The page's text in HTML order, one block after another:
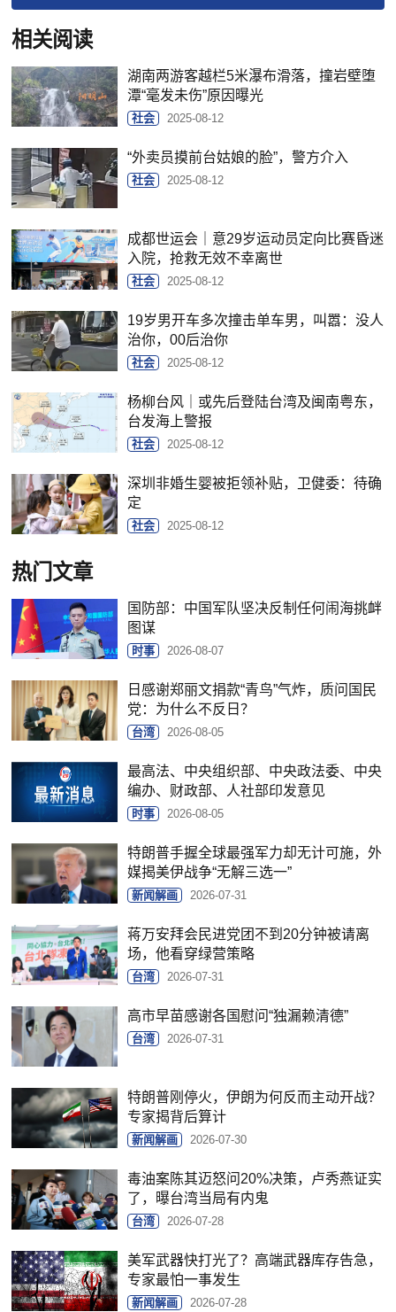
相关阅读
湖南两游客越栏5米瀑布滑落，撞岩壁堕
潭“毫发未伤”原因曝光
社会 2025-08-12
“外卖员摸前台姑娘的脸”，警方介入
社会 2025-08-12
成都世运会｜意29岁运动员定向比赛昏迷
入院，抢救无效不幸离世
社会 2025-08-12
19岁男开车多次撞击单车男，叫嚣：没人
治你，00后治你
社会 2025-08-12
杨柳台风｜或先后登陆台湾及闽南粤东，
台发海上警报
社会 2025-08-12
深圳非婚生婴被拒领补贴，卫健委：待确
定
社会 2025-08-12
热门文章
国防部：中国军队坚决反制任何闹海挑衅
图谋
时事 2026-08-07
日感谢郑丽文捐款“青鸟”气炸，质问国民
党：为什么不反日？
台湾 2026-08-05
最高法、中央组织部、中央政法委、中央
编办、财政部、人社部印发意见
时事 2026-08-05
特朗普手握全球最强军力却无计可施，外
媒揭美伊战争“无解三选一”
新闻解画 2026-07-31
蒋万安拜会民进党团不到20分钟被请离
场，他看穿绿营策略
台湾 2026-07-31
高市早苗感谢各国慰问“独漏赖清德”
台湾 2026-07-31
特朗普刚停火，伊朗为何反而主动开战？
专家揭背后算计
新闻解画 2026-07-30
毒油案陈其迈怒问20%决策，卢秀燕证实
了，曝台湾当局有内鬼
台湾 2026-07-28
美军武器快打光了？高端武器库存告急，
专家最怕一事发生
新闻解画 2026-07-28